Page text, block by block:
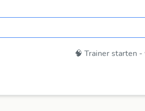
🧠 Trainer starten